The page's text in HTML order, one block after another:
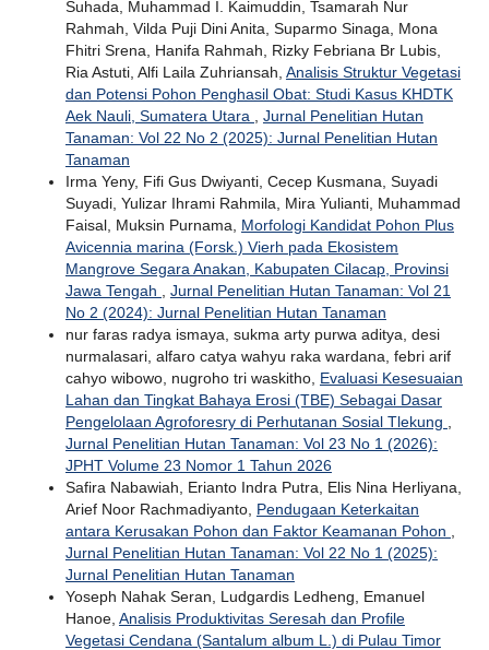
Suhada, Muhammad I. Kaimuddin, Tsamarah Nur
Rahmah, Vilda Puji Dini Anita, Suparmo Sinaga, Mona
Fhitri Srena, Hanifa Rahmah, Rizky Febriana Br Lubis,
Ria Astuti, Alfi Laila Zuhriansah, Analisis Struktur Vegetasi
dan Potensi Pohon Penghasil Obat: Studi Kasus KHDTK
Aek Nauli, Sumatera Utara
Jurnal Penelitian Hutan
Tanaman: Vol 22 No 2 (2025): Jurnal Penelitian Hutan
Tanaman
Irma Yeny, Fifi Gus Dwiyanti, Cecep Kusmana, Suyadi
Suyadi, Yulizar Ihrami Rahmila, Mira Yulianti, Muhammad
Faisal, Muksin Purnama, Morfologi Kandidat Pohon Plus
Avicennia marina (Forsk.) Vierh pada Ekosistem
Mangrove Segara Anakan, Kabupaten Cilacap, Provinsi
Jawa Tengah
Jurnal Penelitian Hutan Tanaman: Vol 21
No 2 (2024): Jurnal Penelitian Hutan Tanaman
nur faras radya ismaya, sukma arty purwa aditya, desi
nurmalasari, alfaro catya wahyu raka wardana, febri arif
cahyo wibowo, nugroho tri waskitho, Evaluasi Kesesuaian
Lahan dan Tingkat Bahaya Erosi (TBE) Sebagai Dasar
Pengelolaan Agroforesry di Perhutanan Sosial Tlekung
Jurnal Penelitian Hutan Tanaman: Vol 23 No 1 (2026):
JPHT Volume 23 Nomor 1 Tahun 2026
Safira Nabawiah, Erianto Indra Putra, Elis Nina Herliyana,
Arief Noor Rachmadiyanto, Pendugaan Keterkaitan
antara Kerusakan Pohon dan Faktor Keamanan Pohon
Jurnal Penelitian Hutan Tanaman: Vol 22 No 1 (2025):
Jurnal Penelitian Hutan Tanaman
Yoseph Nahak Seran, Ludgardis Ledheng, Emanuel
Hanoe, Analisis Produktivitas Seresah dan Profile
Vegetasi Cendana (Santalum album L.) di Pulau Timor